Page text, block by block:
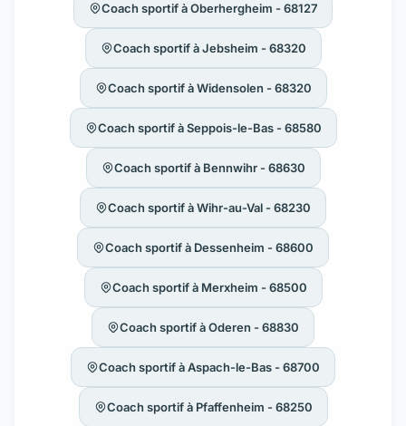
Coach sportif à Oberhergheim - 68127
Coach sportif à Jebsheim - 68320
Coach sportif à Widensolen - 68320
Coach sportif à Seppois-le-Bas - 68580
Coach sportif à Bennwihr - 68630
Coach sportif à Wihr-au-Val - 68230
Coach sportif à Dessenheim - 68600
Coach sportif à Merxheim - 68500
Coach sportif à Oderen - 68830
Coach sportif à Aspach-le-Bas - 68700
Coach sportif à Pfaffenheim - 68250